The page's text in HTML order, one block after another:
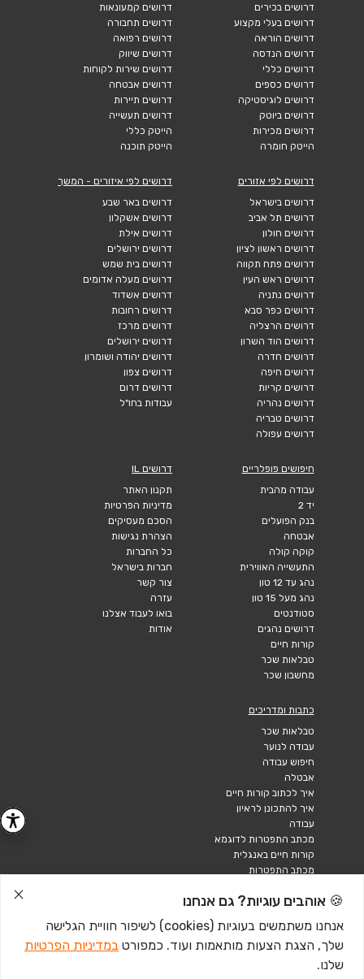
דרושים בכירים
דרושים בעלי מקצוע
דרושים הוראה
דרושים הנדסה
דרושים כללי
דרושים כספים
דרושים לוגיסטיקה
דרושים ביוטק
דרושים מכירות
הייטק חומרה
דרושים קמעונאות
דרושים תחבורה
דרושים רפואה
דרושים שיווק
דרושים שירות לקוחות
דרושים אבטחה
דרושים תיירות
דרושים תעשייה
הייטק כללי
הייטק תוכנה
דרושים לפי אזורים
דרושים בישראל
דרושים תל אביב
דרושים חולון
דרושים ראשון לציון
דרושים פתח תקווה
דרושים ראש העין
דרושים נתניה
דרושים כפר סבא
דרושים הרצליה
דרושים הוד השרון
דרושים חדרה
דרושים חיפה
דרושים קריות
דרושים נהריה
דרושים טבריה
דרושים עפולה
דרושים לפי איזורים - המשך
דרושים באר שבע
דרושים אשקלון
דרושים אילת
דרושים ירושלים
דרושים בית שמש
דרושים מעלה אדומים
דרושים אשדוד
דרושים רחובות
דרושים מרכז
דרושים ירושלים
דרושים יהודה ושומרון
דרושים צפון
דרושים דרום
עבודות בחו"ל
חיפושים פופלריים
עבודה מהבית
יד 2
בנק הפועלים
אבטחה
קוקה קולה
התעשייה האווירית
נהג עד 12 טון
נהג מעל 15 טון
סטודנטים
דרושים נהגים
קורות חיים
טבלאות שכר
מחשבון שכר
דרושים IL
תקנון האתר
מדיניות הפרטיות
הסכם מעסיקים
הצהרת נגישות
כל החברות
חברות בישראל
צור קשר
עזרה
בואו לעבוד אצלנו
אודות
כתבות ומדריכים
טבלאות שכר
עבודה לנוער
חיפוש עבודה
אבטלה
איך לכתוב קורות חיים
איך להתכונן לראיון
עבודה
מכתב התפטרות לדוגמא
קורות חיים באנגלית
מכתב התפטרות
🍪 אוהבים עוגיות? גם אנחנו
אנחנו משתמשים בעוגיות (cookies) לשיפור חוויית הגלישה
שלך, הצגת הצעות מותאמות ועוד. כמפורט במדיניות הפרטיות
שלנו.